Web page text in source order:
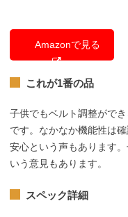
Amazonで見る
これが1番の品
子供でもベルト調整がで
です。なかなか機能性は
安心という声もあります
いう意見もあります。
スペック詳細